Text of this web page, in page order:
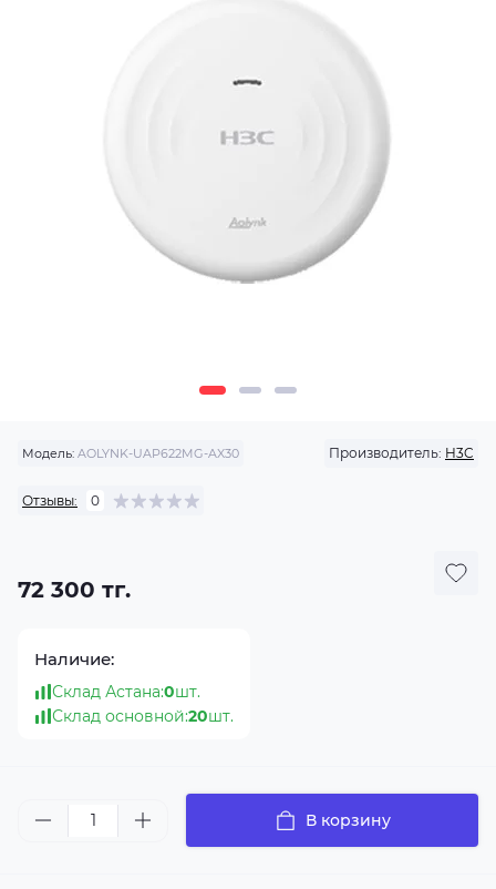
Модель: AOLYNK-UAP622MG-AX30 Производитель: H3C
Отзывы: 0
72 300 тг.
Наличие:
Склад Астана:0шт.
Склад основной:20шт.
В корзину